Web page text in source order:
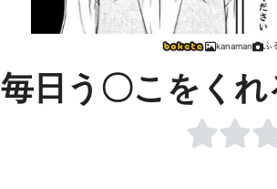
kanaman ふ
毎日う〇こをく